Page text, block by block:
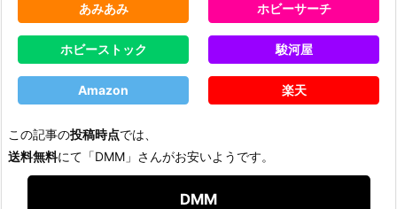
あみあみ ホビーサーチ
ホビーストック 駿河屋
Amazon 楽天
この記事の投稿時点では、
送料無料にて「DMM」さんがお安いようです。
DMM